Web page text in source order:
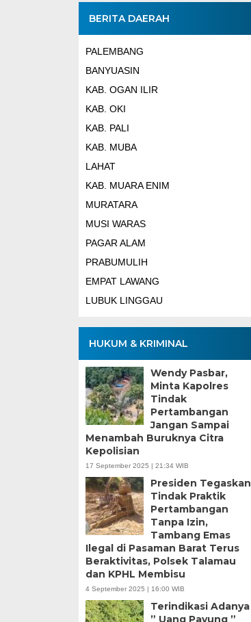
BERITA DAERAH
PALEMBANG
BANYUASIN
KAB. OGAN ILIR
KAB. OKI
KAB. PALI
KAB. MUBA
LAHAT
KAB. MUARA ENIM
MURATARA
MUSI WARAS
PAGAR ALAM
PRABUMULIH
EMPAT LAWANG
LUBUK LINGGAU
HUKUM & KRIMINAL
Wendy Pasbar,
Minta Kapolres
Tindak
Pertambangan
Jangan Sampai
Menambah Buruknya Citra
Kepolisian
17 September 2025 | 21:34 WIB
Presiden Tegaskan
Tindak Praktik
Pertambangan
Tanpa Izin,
Tambang Emas
Ilegal di Pasaman Barat Terus
Beraktivitas, Polsek Talamau
dan KPHL Membisu
4 September 2025 | 16:00 WIB
Terindikasi Adanya
” Uang Payung ”